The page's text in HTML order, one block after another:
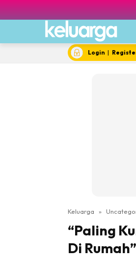
Login |
Keluarga »
“Paling
Di